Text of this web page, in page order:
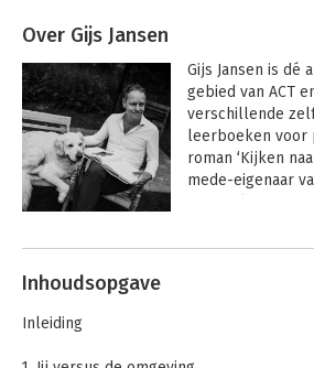
Over Gijs Jansen
Gijs Jansen is dé
gebied van ACT
verschillende
leerboeken voor
roman ‘Kijken
mede-eigenaar
ontwikkelt op
Andere boeken door
Inhoudsopgave
Inleiding